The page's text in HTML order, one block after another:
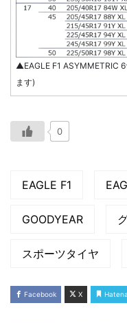
▲EAGLE F1 ASYMMETRIC
ます)
0
EAGLE F1
GOODYEAR
スポーツタイヤ
Facebook X Hatena